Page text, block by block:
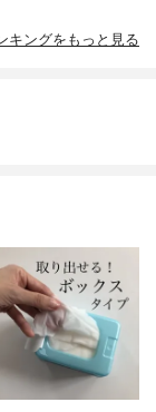
キングをもっと見る